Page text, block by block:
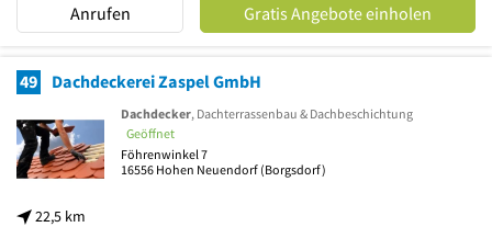
Anrufen Gratis Angebote einholen
49 Dachdeckerei Zaspel GmbH
22,5 km
Dachdecker, Dachterrassenbau & Dachbeschichtung
Geöffnet
Föhrenwinkel 7
16556 Hohen Neuendorf (Borgsdorf)